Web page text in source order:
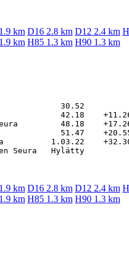
km D16 2.8 km D12 2.4 km
km H85 1.3 km H90 1.3 km
30.52
42.18
48.18
51.47
1.03.22
km D16 2.8 km D12 2.4 km
km H85 1.3 km H90 1.3 km